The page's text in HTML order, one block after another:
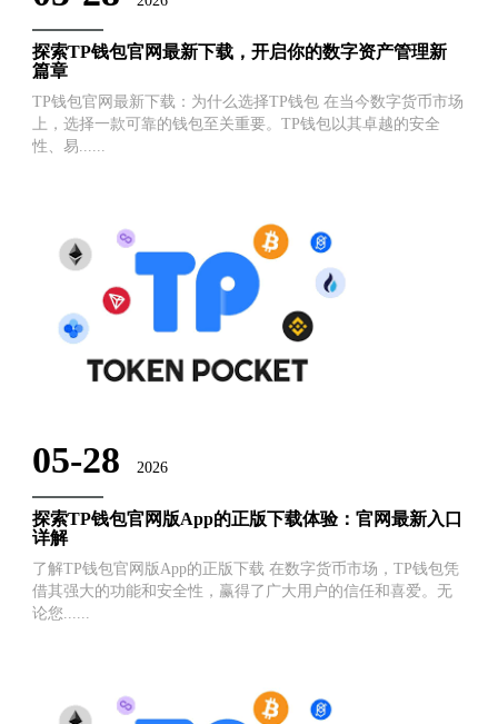
探索TP钱包官网最新下载，开启你的数字资产管理新
篇章
TP钱包官网最新下载：为什么选择TP钱包 在当今数字货币市场
上，选择一款可靠的钱包至关重要。TP钱包以其卓越的安全
性、易......
05-28 2026
探索TP钱包官网版App的正版下载体验：官网最新入口
详解
了解TP钱包官网版App的正版下载 在数字货币市场，TP钱包凭
借其强大的功能和安全性，赢得了广大用户的信任和喜爱。无
论您......